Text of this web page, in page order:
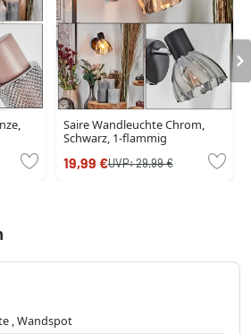
Saire Wandleuchte Chrom,
Schwarz, 1-flammig
19,99 €UVP:29,99 €
, Wandspot